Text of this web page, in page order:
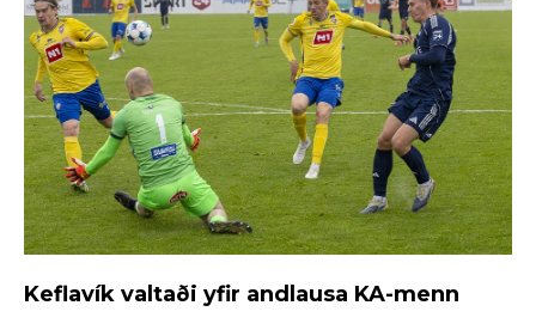
Keflavík valtaði yfir andlausa KA-menn